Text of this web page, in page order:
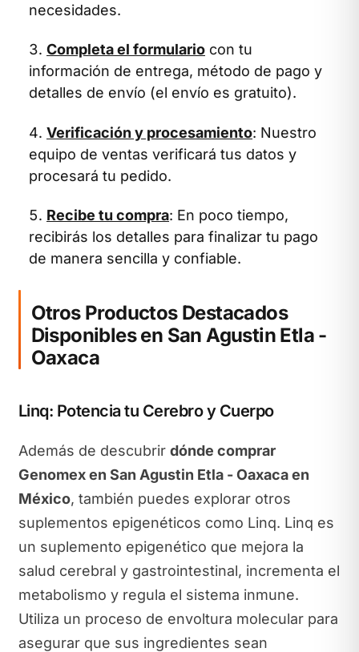
necesidades.
Completa el formulario con tu
información de entrega, método de pago y
detalles de envío (el envío es gratuito).
Verificación y procesamiento: Nuestro
equipo de ventas verificará tus datos y
procesará tu pedido.
Recibe tu compra: En poco tiempo,
recibirás los detalles para finalizar tu pago
de manera sencilla y confiable.
Otros Productos Destacados
Disponibles en San Agustin Etla -
Oaxaca
Linq: Potencia tu Cerebro y Cuerpo
Además de descubrir dónde comprar
Genomex en San Agustin Etla - Oaxaca en
México, también puedes explorar otros
suplementos epigenéticos como Linq. Linq es
un suplemento epigenético que mejora la
salud cerebral y gastrointestinal, incrementa el
metabolismo y regula el sistema inmune.
Utiliza un proceso de envoltura molecular para
asegurar que sus ingredientes sean